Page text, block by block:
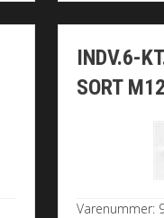
INDV.6-
SORT
Varenummer: